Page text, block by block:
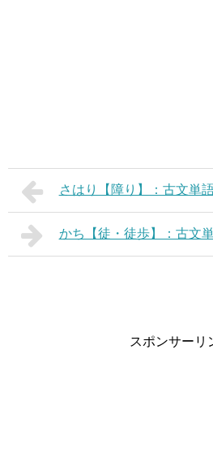
さはり【障り】：古文単
かち【徒・徒歩】：古文
スポンサーリ